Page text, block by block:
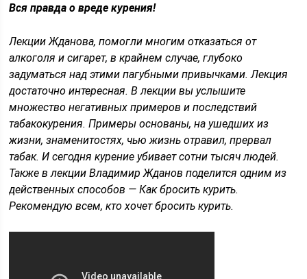
Вся правда о вреде курения!
Лекции Жданова, помогли многим отказаться от
алкоголя и сигарет, в крайнем случае, глубоко
задуматься над этими пагубными привычками. Лекция
достаточно интересная. В лекции вы услышите
множество негативных примеров и последствий
табакокурения. Примеры основаны, на ушедших из
жизни, знаменитостях, чью жизнь отравил, прервал
табак. И сегодня курение убивает сотни тысяч людей.
Также в лекции Владимир Жданов поделится одним из
действенных способов — Как бросить курить.
Рекомендую всем, кто хочет бросить курить.